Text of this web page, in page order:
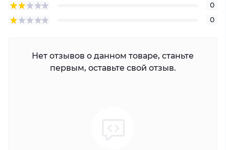
0
0
Нет отзывов о данном товаре, станьте
первым, оставьте свой отзыв.